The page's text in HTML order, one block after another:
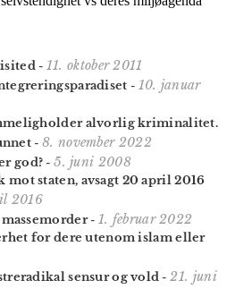
- 11. oktober 2011
- 10. januar
alvorlig kriminalitet.
-8. november 2022
god? -5. juni 2008
staten, avsagt 20 april 2016
2016
- 1. februar 2022
for dere utenom islam eller
sensur og vold -21. juni